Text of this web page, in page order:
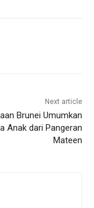
Next article
Brunei Umumkan
Anak dari Pangeran
Mateen